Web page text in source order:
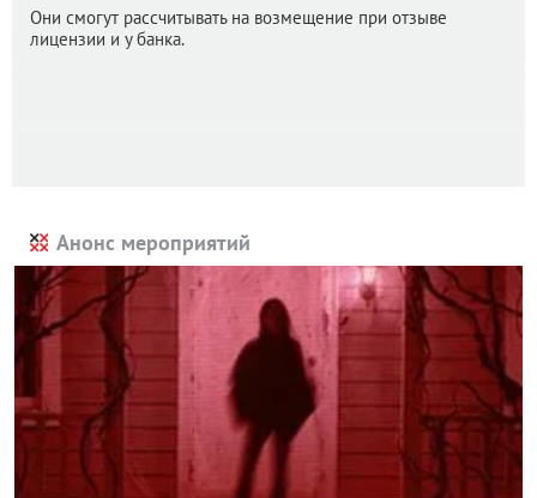
Они смогут рассчитывать на возмещение при отзыве
лицензии и у банка.
Анонс мероприятий